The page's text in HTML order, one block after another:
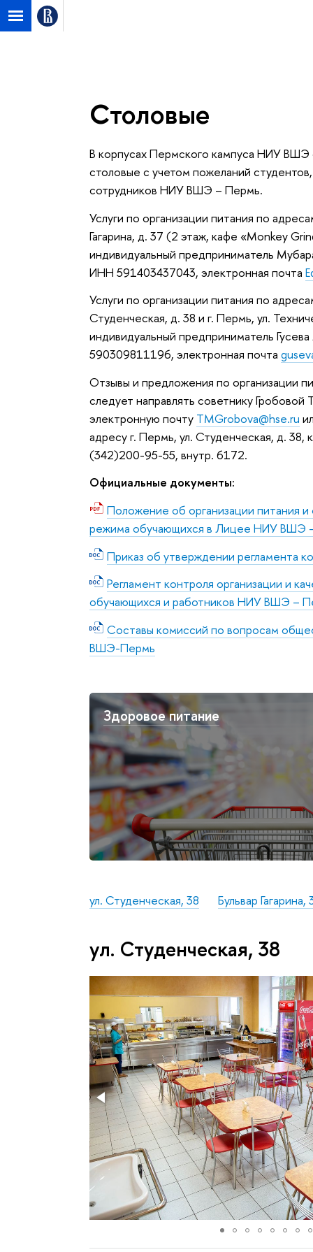
Столовые
В корпусах Пермского кампуса НИУ
столовые с учетом пожеланий
сотрудников НИУ ВШЭ – Пермь.
Услуги по организации питания по
Гагарина, д. 37 (2 этаж, кафе «Monkey
индивидуальный предприниматель
ИНН 591403437043, электронная почта
Услуги по организации питания по
Студенческая, д. 38 и г. Пермь, ул.
индивидуальный предприниматель
590309811196, электронная почта
Отзывы и предложения по организации
следует направлять советнику Гробовой
электронную почту TMGrobova@hse.ru
адресу г. Пермь, ул. Студенческая, д. 38,
(342)200-95-55, внутр. 6172.
Официальные документы:
Положение об организации питания
режима обучающихся в Лицее НИУ ВШЭ
Приказ об утверждении регламента
Регламент контроля организации и
обучающихся и работников НИУ ВШЭ –
Составы комиссий по вопросам
ВШЭ-Пермь
Здоровое питание
ул. Студенческая, 38 Бульвар Гагарина,
ул. Студенческая, 38